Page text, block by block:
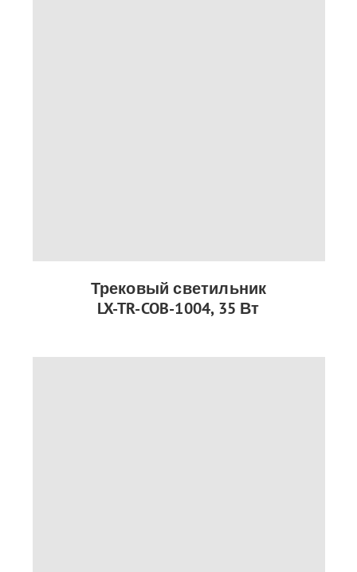
Трековый светильник
LX-TR-COB-1004, 35 Вт